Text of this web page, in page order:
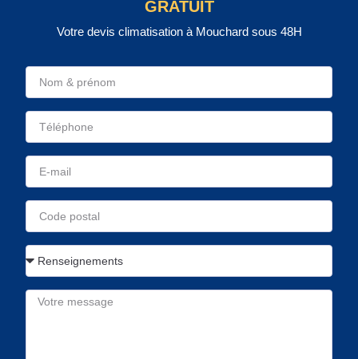
GRATUIT
Votre devis climatisation à Mouchard sous 48H